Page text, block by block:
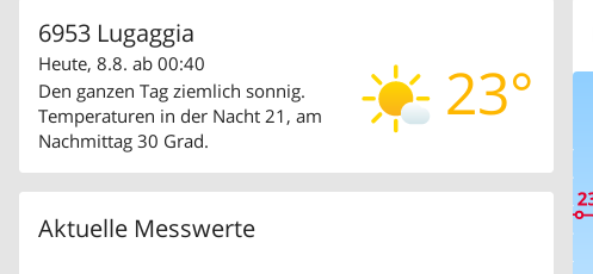
6953 Lugaggia
23°
Heute, 8.8. ab 00:40
Den ganzen Tag ziemlich sonnig.
Temperaturen in der Nacht 21, am
Nachmittag 30 Grad.
Aktuelle Messwerte